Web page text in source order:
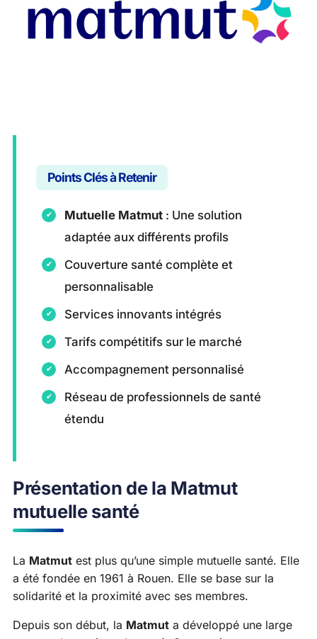
Points Clés à Retenir
Mutuelle Matmut : Une solution
adaptée aux différents profils
Couverture santé complète et
personnalisable
Services innovants intégrés
Tarifs compétitifs sur le marché
Accompagnement personnalisé
Réseau de professionnels de santé
étendu
Présentation de la Matmut
mutuelle santé
La Matmut est plus qu’une simple mutuelle santé. Elle
a été fondée en 1961 à Rouen. Elle se base sur la
solidarité et la proximité avec ses membres.
Depuis son début, la Matmut a développé une large